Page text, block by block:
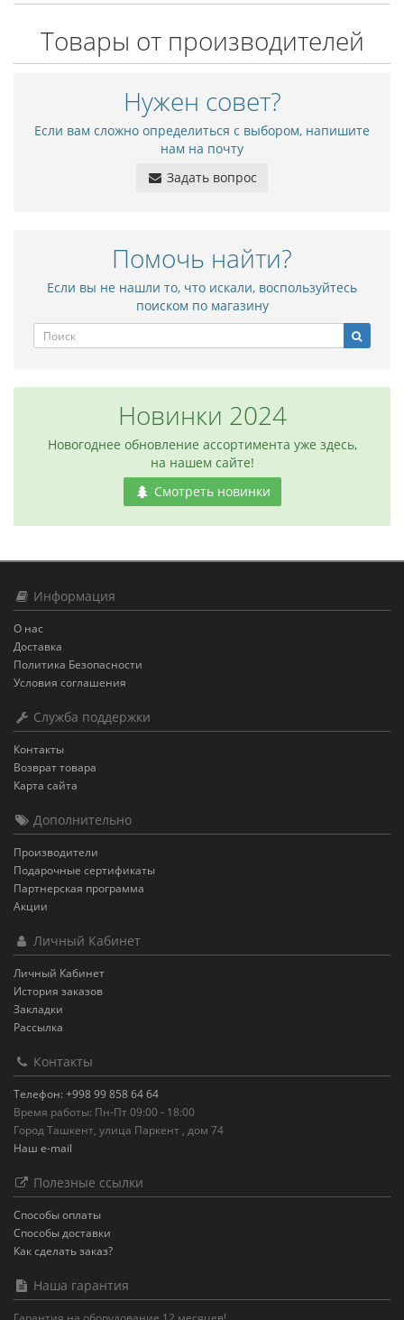
Товары от производителей
Нужен совет?
Если вам сложно определиться с выбором, напишите
нам на почту
Задать вопрос
Помочь найти?
Если вы не нашли то, что искали, воспользуйтесь
поиском по магазину
Новинки 2024
Новогоднее обновление ассортимента уже здесь,
на нашем сайте!
Смотреть новинки
Информация
О нас
Доставка
Политика Безопасности
Условия соглашения
Служба поддержки
Контакты
Возврат товара
Карта сайта
Дополнительно
Производители
Подарочные сертификаты
Партнерская программа
Акции
Личный Кабинет
Личный Кабинет
История заказов
Закладки
Рассылка
Контакты
Телефон: +998 99 858 64 64
Время работы: Пн-Пт 09:00 - 18:00
Город Ташкент, улица Паркент , дом 74
Наш e-mail
Полезные ссылки
Способы оплаты
Способы доставки
Как сделать заказ?
Наша гарантия